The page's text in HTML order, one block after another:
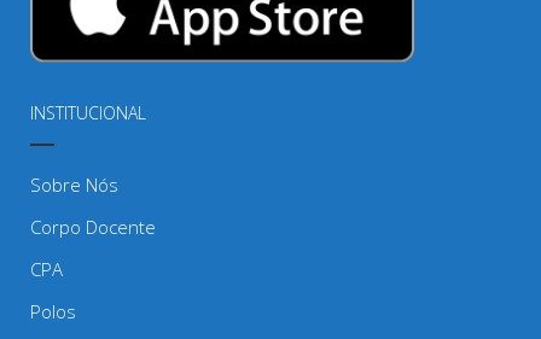
INSTITUCIONAL
Sobre Nós
Corpo Docente
CPA
Polos